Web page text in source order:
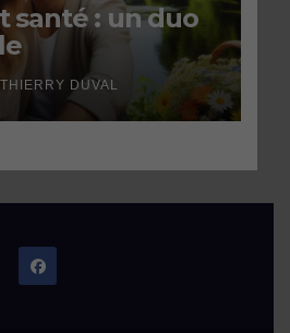
santé : un duo
THIERRY DUVAL